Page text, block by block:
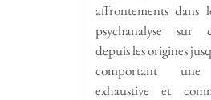
affrontements
psychanalyse sur
depuis les origines
comportant une
exhaustive et